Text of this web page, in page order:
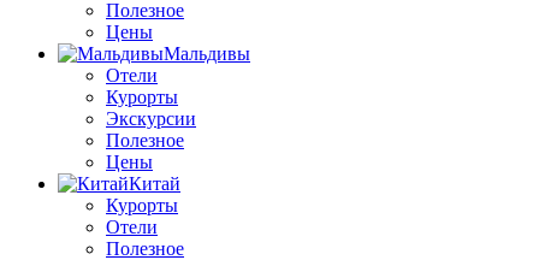
Полезное
Цены
Мальдивы
Отели
Курорты
Экскурсии
Полезное
Цены
Китай
Курорты
Отели
Полезное